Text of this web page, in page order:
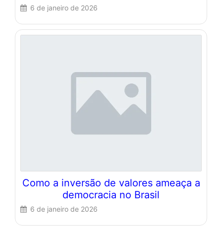
6 de janeiro de 2026
Como a inversão de valores ameaça a
democracia no Brasil
6 de janeiro de 2026